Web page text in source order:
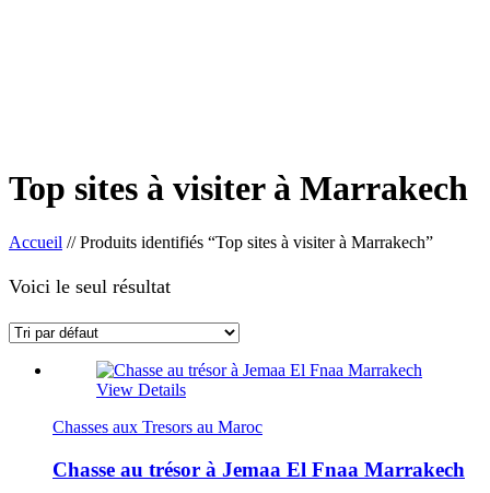
Top sites à visiter à Marrakech
Accueil //Produits identifiés “Top sites à visiter à Marrakech”
Voici le seul résultat
View Details
Chasses aux Tresors au Maroc
Chasse au trésor à Jemaa El Fnaa Marrakech